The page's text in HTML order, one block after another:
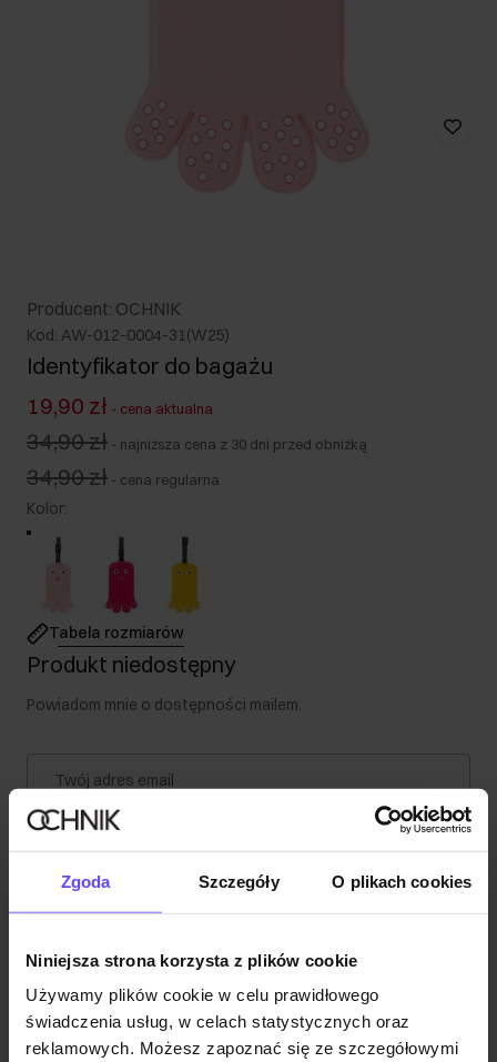
Zgoda Szczegóły O plikach cookies
Niniejsza strona korzysta z plików cookie
Używamy plików cookie w celu prawidłowego
świadczenia usług, w celach statystycznych oraz
reklamowych. Możesz zapoznać się ze szczegółowymi
Producent: OCHNIK
Kod: AW-012-0004-31(W25)
Identyfikator do bagażu
19,90 zł - cena aktualna
34,90 zł - najniższa cena z 30 dni przed obniżką
34,90 zł - cena regularna
Kolor:
Tabela rozmiarów
Produkt niedostępny
Powiadom mnie o dostępności mailem.
Twój adres email
Powiadom o dostępności
Opis produktu
Szczegóły